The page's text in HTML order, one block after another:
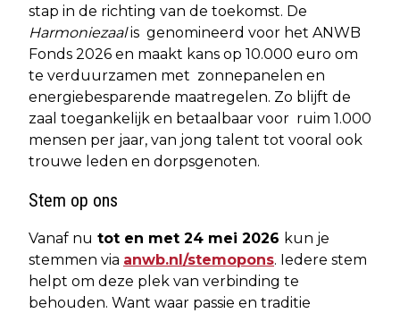
stap in de richting van de toekomst. De
Harmoniezaalis genomineerd voor het ANWB
Fonds 2026 en maakt kans op 10.000 euro om
te verduurzamen met zonnepanelen en
energiebesparende maatregelen. Zo blijft de
zaal toegankelijk en betaalbaar voor ruim 1.000
mensen per jaar, van jong talent tot vooral ook
trouwe leden en dorpsgenoten.
Stem op ons
Vanaf nu tot en met 24 mei 2026 kun je
stemmen via anwb.nl/stemopons. Iedere stem
helpt om deze plek van verbinding te
behouden. Want waar passie en traditie